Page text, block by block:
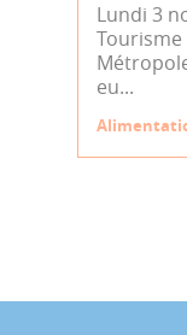
Lundi 3
eu...